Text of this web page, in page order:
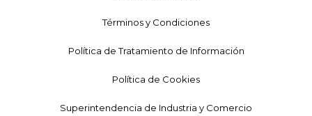
Términos y Condiciones
Política de Tratamiento de Información
Política de Cookies
Superintendencia de Industria y Comercio